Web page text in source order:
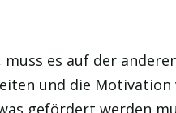
es auf der
und die
gefördert werden